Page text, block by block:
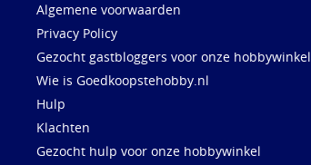
Algemene voorwaarden
Privacy Policy
Gezocht gastbloggers voor onze hobbywinkel
Wie is Goedkoopstehobby.nl
Hulp
Klachten
Gezocht hulp voor onze hobbywinkel